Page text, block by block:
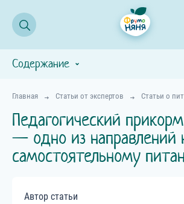
Главная Статьи от экспертов Статьи о
Педагогический
— одно из направлений
самостоятельному
Автор статьи
Содержание